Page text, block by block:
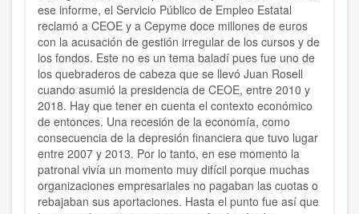
ese informe, el Servicio Público de Empleo Estatal
reclamó a CEOE y a Cepyme doce millones de euros
con la acusación de gestión irregular de los cursos y de
los fondos. Este no es un tema baladí pues fue uno de
los quebraderos de cabeza que se llevó Juan Rosell
cuando asumió la presidencia de CEOE, entre 2010 y
2018. Hay que tener en cuenta el contexto económico
de entonces. Una recesión de la economía, como
consecuencia de la depresión financiera que tuvo lugar
entre 2007 y 2013. Por lo tanto, en ese momento la
patronal vivía un momento muy difícil porque muchas
organizaciones empresariales no pagaban las cuotas o
rebajaban sus aportaciones. Hasta el punto fue así que